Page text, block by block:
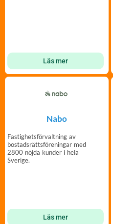
Läs mer
Nabo
Fastighetsförvaltning av
bostadsrättsföreningar med
2800 nöjda kunder i hela
Sverige.
Läs mer